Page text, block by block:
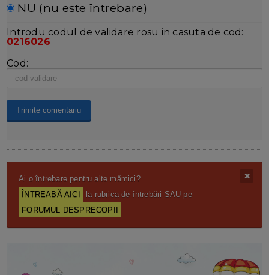
NU (nu este întrebare)
Introdu codul de validare rosu in casuta de cod:
0216026
Cod:
Ai o întrebare pentru alte mămici?
ÎNTREABĂ AICI
la rubrica de întrebări SAU pe
FORUMUL DESPRECOPII